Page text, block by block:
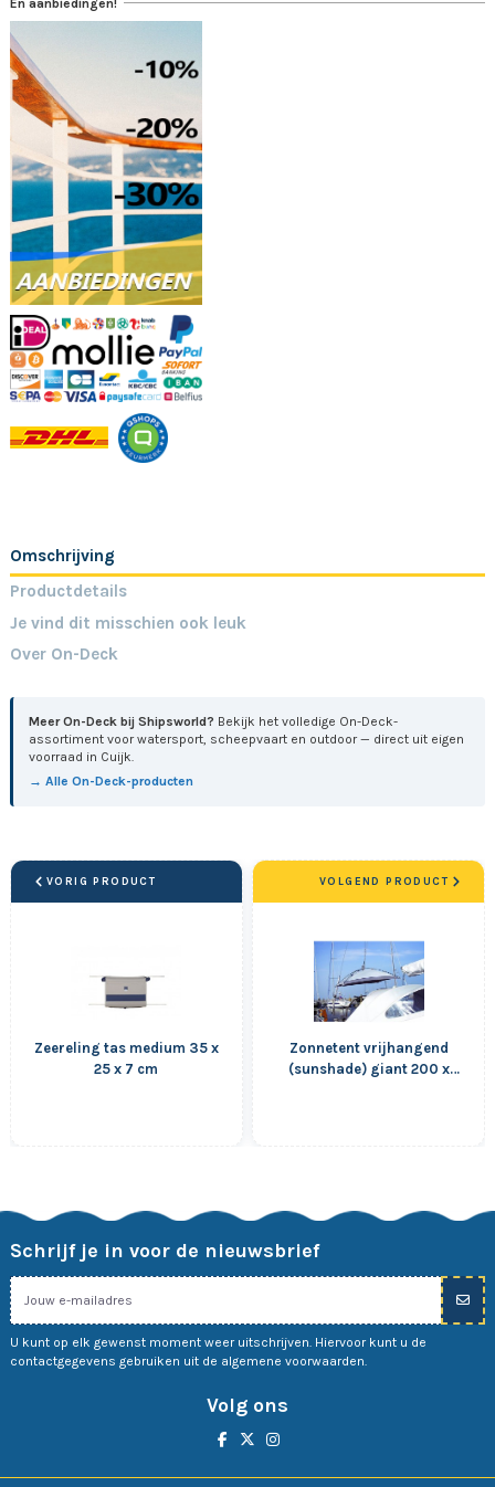
Omschrijving
Productdetails
Je vind dit misschien ook leuk
Over On-Deck
Meer On-Deck bij Shipsworld? Bekijk het volledige On-Deck-
assortiment voor watersport, scheepvaart en outdoor — direct uit eigen
voorraad in Cuijk.
→ Alle On-Deck-producten
VORIG PRODUCT
Zeereling tas medium 35 x
25 x 7 cm
Zonnetent vrijhangend
(sunshade) giant 200 x
VOLGEND PRODUCT
Schrijf je in voor de nieuwsbrief
U kunt op elk gewenst moment weer uitschrijven. Hiervoor kunt u de
contactgegevens gebruiken uit de algemene voorwaarden.
Volg ons